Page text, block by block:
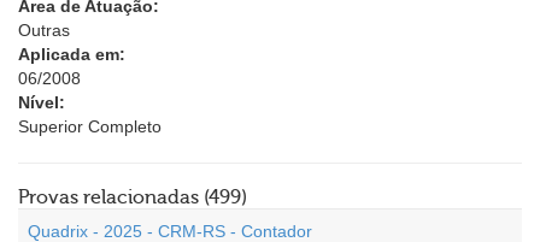
Área de Atuação:
Outras
Aplicada em:
06/2008
Nível:
Superior Completo
Provas relacionadas (499)
Quadrix - 2025 - CRM-RS - Contador